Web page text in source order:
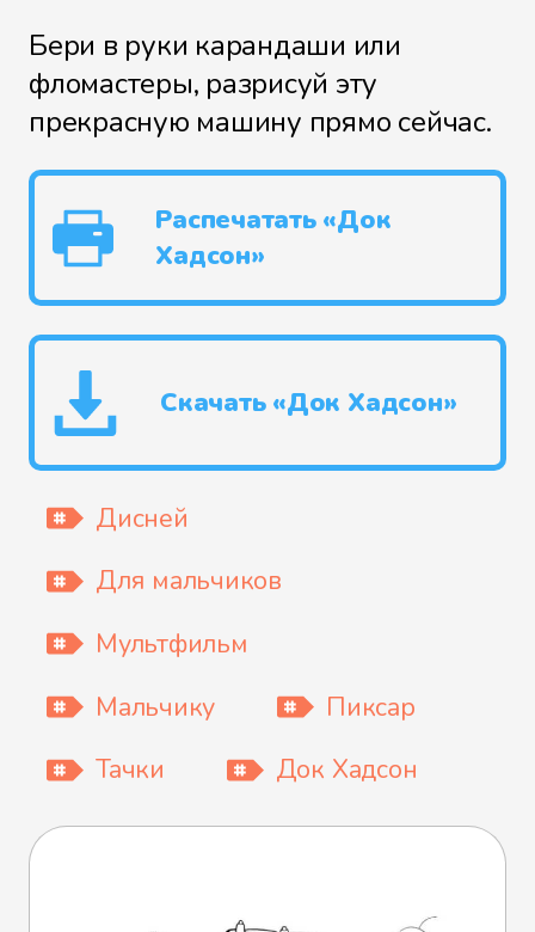
Бери в руки карандаши или
фломастеры, разрисуй эту
прекрасную машину прямо сейчас.
Распечатать «Док
Хадсон»
Скачать «Док Хадсон»
Дисней
Для мальчиков
Мультфильм
Мальчику
Пиксар
Тачки
Док Хадсон